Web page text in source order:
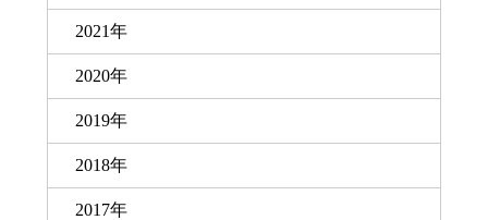
2021年
2020年
2019年
2018年
2017年